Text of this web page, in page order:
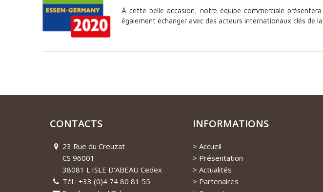
À cette belle occasion, notre équipe commerciale
également échanger avec des acteurs internationaux clés de la
CONTACTS
23 Rue du Creuzat
CS 96001
38081 L'ISLE D'ABEAU Cedex
Tél : +33 (0)4 74 80 81 55
INFORMATIONS
Accueil
Présentation
Actualités
Partenaires